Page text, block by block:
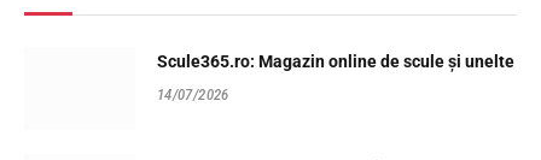
Scule365.ro: Magazin online de scule și unelte
14/07/2026